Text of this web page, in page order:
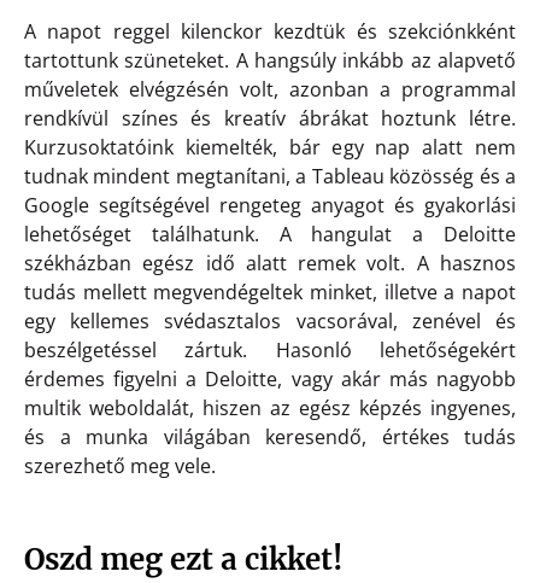
A napot reggel kilenckor kezdtük és szekciónkként
tartottunk szüneteket. A hangsúly inkább az alapvető
műveletek elvégzésén volt, azonban a programmal
rendkívül színes és kreatív ábrákat hoztunk létre.
Kurzusoktatóink kiemelték, bár egy nap alatt nem
tudnak mindent megtanítani, a Tableau közösség és a
Google segítségével rengeteg anyagot és gyakorlási
lehetőséget találhatunk. A hangulat a Deloitte
székházban egész idő alatt remek volt. A hasznos
tudás mellett megvendégeltek minket, illetve a napot
egy kellemes svédasztalos vacsorával, zenével és
beszélgetéssel zártuk. Hasonló lehetőségekért
érdemes figyelni a Deloitte, vagy akár más nagyobb
multik weboldalát, hiszen az egész képzés ingyenes,
és a munka világában keresendő, értékes tudás
szerezhető meg vele.
Oszd meg ezt a cikket!